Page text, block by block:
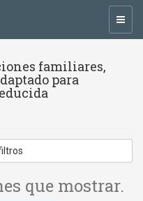
familiares,
para
que mostrar.